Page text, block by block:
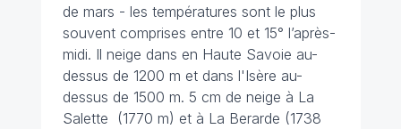
de mars - les températures sont le plus
souvent comprises entre 10 et 15° l’après-
midi. Il neige dans en Haute Savoie au-
dessus de 1200 m et dans l'Isère au-
dessus de 1500 m. 5 cm de neige à La
Salette (1770 m) et à La Berarde (1738